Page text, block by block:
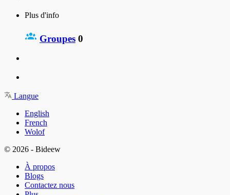
Plus d'info
Groupes 0
Langue
English
French
Wolof
© 2026 - Bideew
À propos
Blogs
Contactez nous